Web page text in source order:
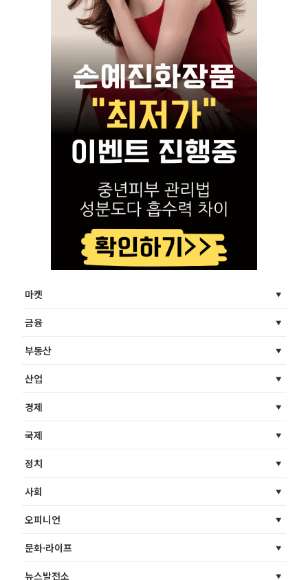
마켓
금융
부동산
산업
경제
국제
정치
사회
오피니언
문화·라이프
뉴스발전소